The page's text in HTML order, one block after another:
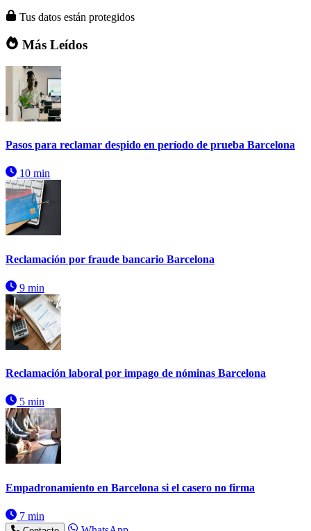
Tus datos están protegidos
Más Leídos
Pasos para reclamar despido en período de prueba Barcelona
10 min
Reclamación por fraude bancario Barcelona
9 min
Reclamación laboral por impago de nóminas Barcelona
5 min
Empadronamiento en Barcelona si el casero no firma
7 min